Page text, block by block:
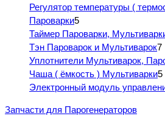
Регулятор температуры (
Пароварки5
Таймер Пароварки,
Тэн Пароварок и Мультиварок7
Уплотнители Мультиварок,
Чаша ( ёмкость ) Мультиварки5
Электронный модуль
Запчасти для Парогенераторов